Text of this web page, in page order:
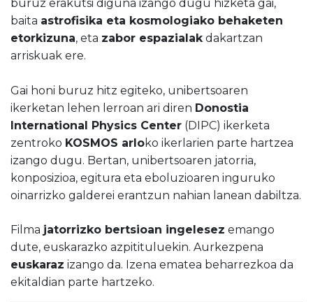
buruz erakutsi diguna izango dugu hizketa gai,
baita astrofisika eta kosmologiako behaketen
etorkizuna, eta zabor espazialakdakartzan
arriskuak ere.
Gai honi buruz hitz egiteko, unibertsoaren
ikerketan lehen lerroan ari diren Donostia
International Physics Center (DIPC) ikerketa
zentroko KOSMOS arloko ikerlarien parte hartzea
izango dugu. Bertan, unibertsoaren jatorria,
konposizioa, egitura eta eboluzioaren inguruko
oinarrizko galderei erantzun nahian lanean dabiltza.
Filma jatorrizko bertsioan ingelesez emango
dute, euskarazko azpitituluekin. Aurkezpena
euskaraz izango da. Izena ematea beharrezkoa da
ekitaldian parte hartzeko.